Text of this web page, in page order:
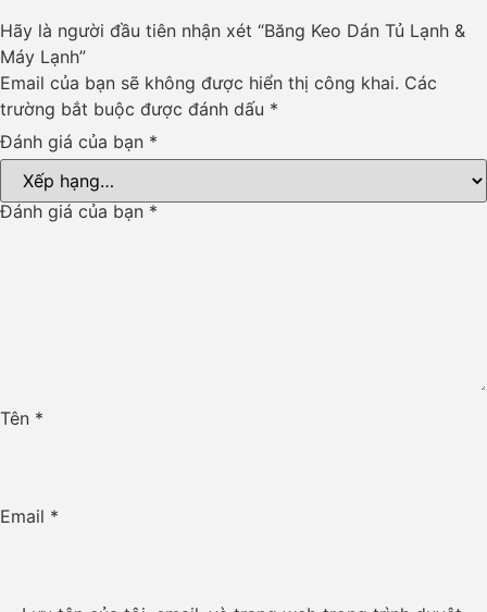
Hãy là người đầu tiên nhận xét “Băng Keo Dán Tủ Lạnh &
Máy Lạnh”
Email của bạn sẽ không được hiển thị công khai. Các
trường bắt buộc được đánh dấu *
Đánh giá của bạn *
Đánh giá của bạn *
Tên *
Email *